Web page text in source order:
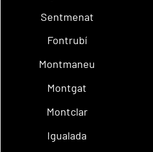
Sentmenat
Fontrubí
Montmaneu
Montgat
Montclar
Igualada